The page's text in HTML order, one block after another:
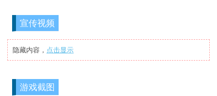
宣传视频
隐藏内容， 点击显示
游戏截图